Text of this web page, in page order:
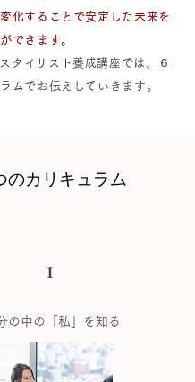
化することで安定した未来を
できます。
タイリスト養成講座では、６
ムでお伝えしていきます。
のカリキュラム
1
の中の「私」を知る